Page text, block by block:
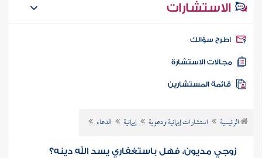
الاستشارات
سؤالك
الاستشارة
الرئيسية استشارات إيمانية ودعوية إيمانية الدعاء
زوجي مديون، فهل باستغفاري يسد الله دينه؟